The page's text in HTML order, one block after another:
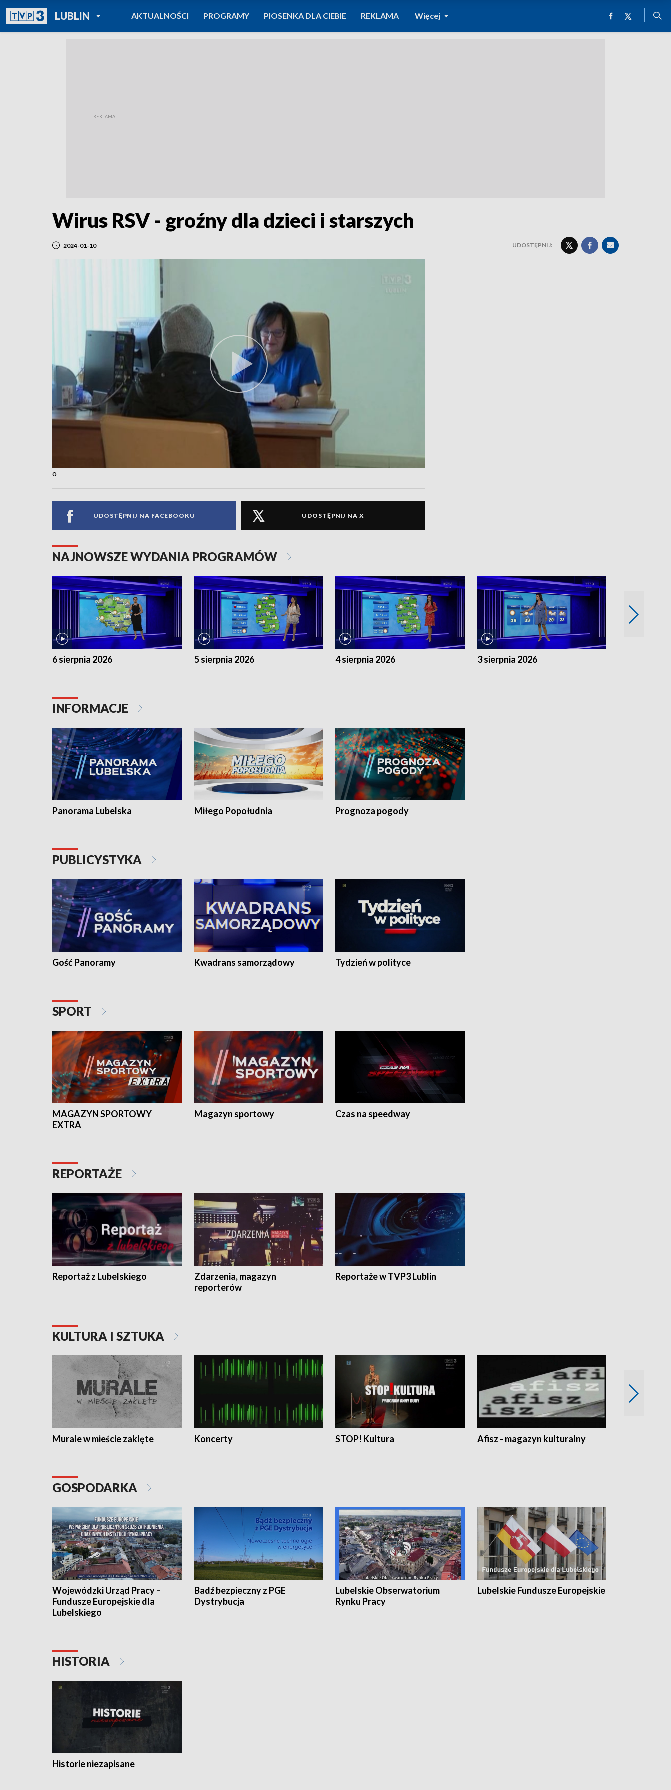
LUBLINPOWRÓT DO
TVP REGIONY
AKTUALNOŚCI PROGRAMY PIOSENKA DLA CIEBIE REKLAMA Więcej
Wirus RSV - groźny dla dzieci i starszych
2024-01-10 UDOSTĘPNIJ:
o
UDOSTĘPNIJ NA FACEBOOKU UDOSTĘPNIJ NA X
NAJNOWSZE WYDANIA PROGRAMÓW
6 sierpnia 2026 5 sierpnia 2026 4 sierpnia 2026 3 sierpnia 2026
INFORMACJE
Panorama Lubelska Miłego Popołudnia Prognoza pogody
PUBLICYSTYKA
Gość Panoramy Kwadrans samorządowy Tydzień w polityce
SPORT
MAGAZYN SPORTOWY
EXTRA
Magazyn sportowy Czas na speedway
REPORTAŻE
Reportaż z Lubelskiego
Zdarzenia, magazyn
reporterów
Reportaże w TVP3 Lublin
KULTURA I SZTUKA
Murale w mieście zaklęte Koncerty STOP! Kultura Afisz - magazyn kulturalny
GOSPODARKA
Wojewódzki Urząd Pracy –
Fundusze Europejskie dla
Lubelskiego
Badź bezpieczny z PGE
Dystrybucja
Lubelskie Obserwatorium
Rynku Pracy
Lubelskie Fundusze Europejskie
HISTORIA
Historie niezapisane